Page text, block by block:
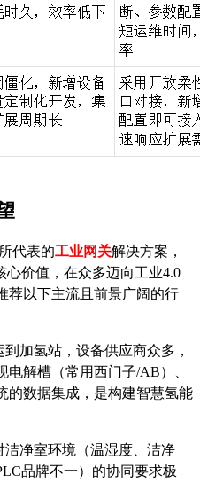
代表的工业网关解决方案，
心价值，在众多迈向工业4.0
荐以下主流且前景广阔的行
加氢站，设备供应商众多，
电解槽（常用西门子/AB）、
的数据集成，是构建智慧氢能
净室环境（温湿度、洁净
品牌不一）的协同要求极